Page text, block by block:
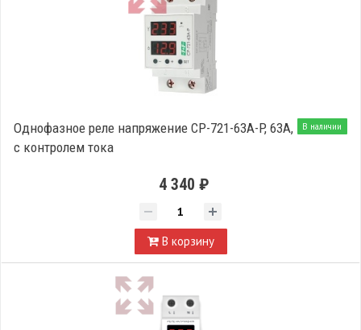
В наличии
Однофазное реле напряжение CP-721-63A-P, 63А,
с контролем тока
4 340 ₽
В корзину